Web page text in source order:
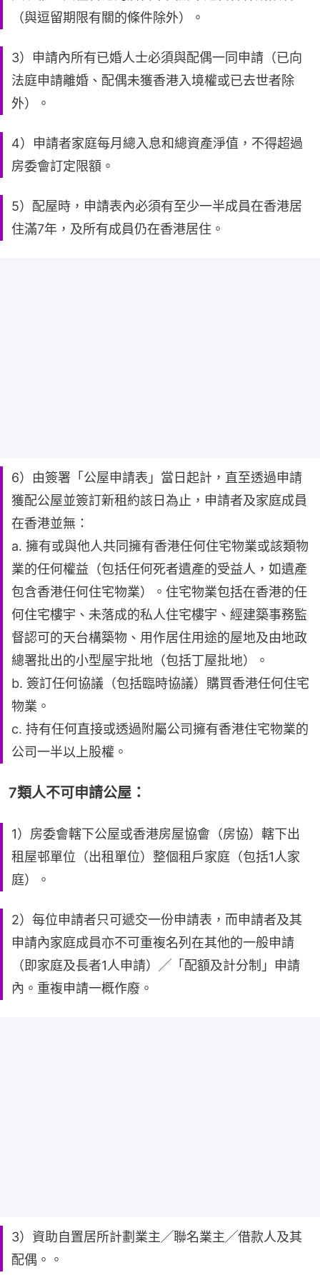
（與逗留期限有關的條件除外）。
3）申請內所有已婚人士必須與配偶一同申請（已向
法庭申請離婚、配偶未獲香港入境權或已去世者除
外）。
4）申請者家庭每月總入息和總資產淨值，不得超過
房委會訂定限額。
5）配屋時，申請表內必須有至少一半成員在香港居
住滿7年，及所有成員仍在香港居住。
6）由簽署「公屋申請表」當日起計，直至透過申請
獲配公屋並簽訂新租約該日為止，申請者及家庭成員
在香港並無：
a. 擁有或與他人共同擁有香港任何住宅物業或該類物
業的任何權益（包括任何死者遺產的受益人，如遺產
包含香港任何住宅物業）。住宅物業包括在香港的任
何住宅樓宇、未落成的私人住宅樓宇、經建築事務監
督認可的天台構築物、用作居住用途的屋地及由地政
總署批出的小型屋宇批地（包括丁屋批地）。
b. 簽訂任何協議（包括臨時協議）購買香港任何住宅
物業。
c. 持有任何直接或透過附屬公司擁有香港住宅物業的
公司一半以上股權。
7類人不可申請公屋：
1）房委會轄下公屋或香港房屋協會（房協）轄下出
租屋邨單位（出租單位）整個租戶家庭（包括1人家
庭）。
2）每位申請者只可遞交一份申請表，而申請者及其
申請內家庭成員亦不可重複名列在其他的一般申請
（即家庭及長者1人申請）╱「配額及計分制」申請
內。重複申請一概作廢。
3）資助自置居所計劃業主╱聯名業主╱借款人及其
配偶。。